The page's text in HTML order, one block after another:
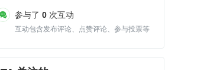
参与了 0 次互动
互动包含发布评论、点赞评论、参与投票等